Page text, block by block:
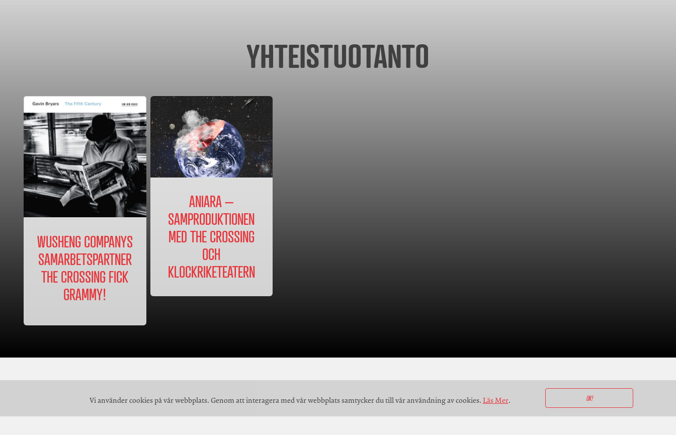
YHTEISTUOTANTO
WUSHENG COMPANYS
SAMARBETSPARTNER
THE CROSSING FICK
GRAMMY!
ANIARA –
SAMPRODUKTIONEN
MED THE CROSSING
OCH
KLOCKRIKETEATERN
Vi använder cookies på vår webbplats. Genom att interagera med vår webbplats samtycker du till vår användning av cookies. Läs Mer. OK!